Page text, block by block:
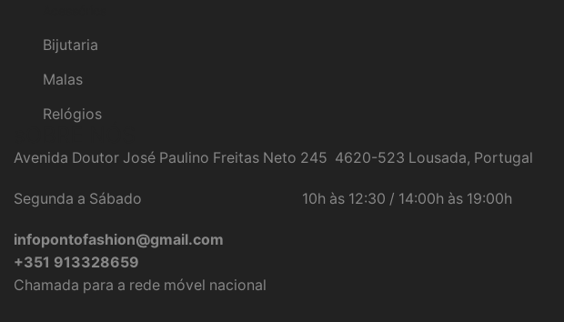
Bijutaria
Malas
Relógios
Avenida Doutor José Paulino Freitas Neto 245 4620-523 Lousada, Portugal
Segunda a Sábado 10h às 12:30 / 14:00h às 19:00h
infopontofashion@gmail.com
+351 913328659
Chamada para a rede móvel nacional